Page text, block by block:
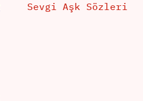
Sevgi Aşk Sözleri